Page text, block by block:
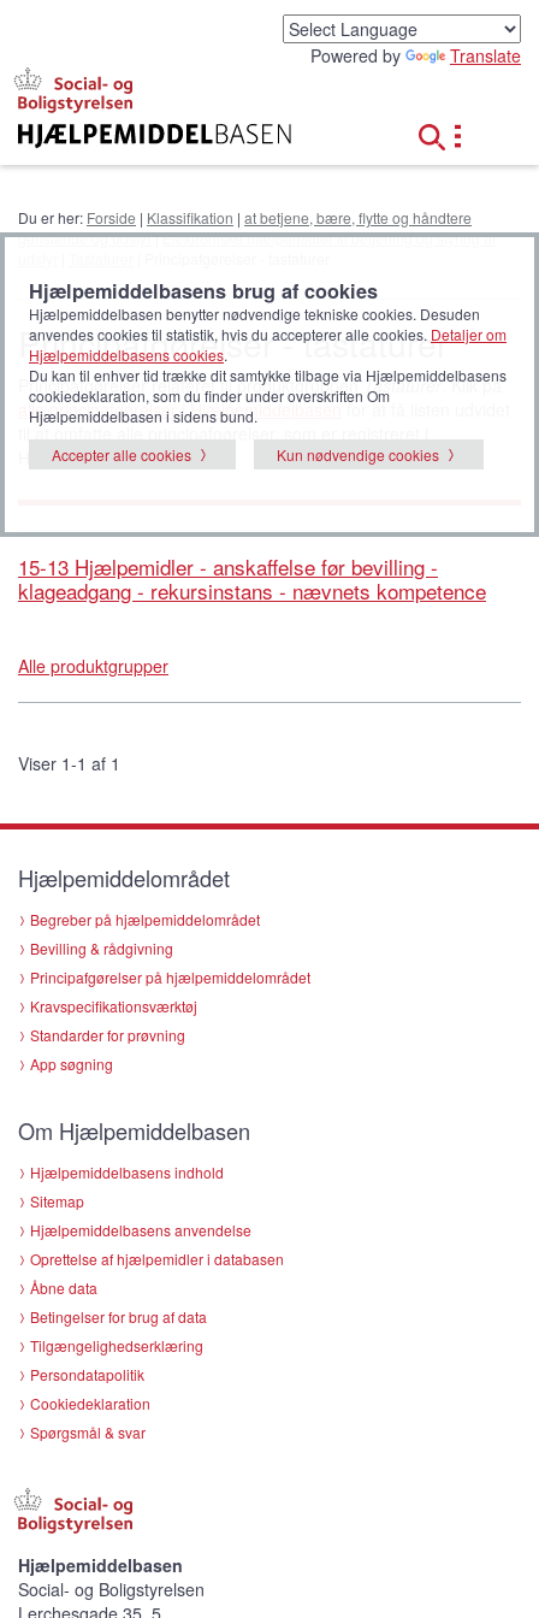
d
Powered by Translate
Du er her: Forside | Klassifikation | at betjene, bære, flytte og håndtere
genstande og udstyr|Elektroniske hjælpemidler til betjening og styring af
Principafgørelser - tastaturer
Principafgørelser relateret til produktgruppen Tastaturer. Klik på
alle principafgørelser i Hjælpemiddelbasenfor at få listen udvidet
til at omfatte alle principafgørelser, som er registreret i
Hjælpemiddelbasen.
15-13 Hjælpemidler - anskaffelse før bevilling -
klageadgang - rekursinstans - nævnets kompetence
Alle produktgrupper
Viser 1-1 af 1
Hjælpemiddelområdet
Begreber på hjælpemiddelområdet
Bevilling & rådgivning
Principafgørelser på hjælpemiddelområdet
Kravspecifikationsværktøj
Standarder for prøvning
App søgning
Om Hjælpemiddelbasen
Hjælpemiddelbasens indhold
Sitemap
Hjælpemiddelbasens anvendelse
Oprettelse af hjælpemidler i databasen
Åbne data
Betingelser for brug af data
Tilgængelighedserklæring
Persondatapolitik
Cookiedeklaration
Spørgsmål & svar
Hjælpemiddelbasen
Social- og Boligstyrelsen
Hjælpemiddelbasens brug af cookies
Hjælpemiddelbasen benytter nødvendige tekniske cookies. Desuden
anvendes cookies til statistik, hvis du accepterer alle cookies. Detaljer om
Hjælpemiddelbasens cookies.
Du kan til enhver tid trække dit samtykke tilbage via Hjælpemiddelbasens
cookiedeklaration, som du finder under overskriften Om
Hjælpemiddelbasen i sidens bund.
Accepter alle cookies
Kun nødvendige cookies